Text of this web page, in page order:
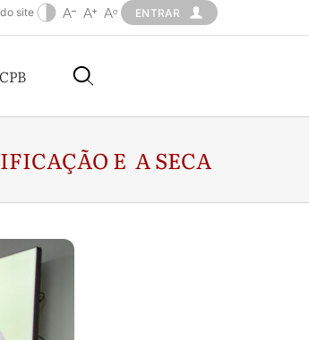
site ENTRAR
E A SECA